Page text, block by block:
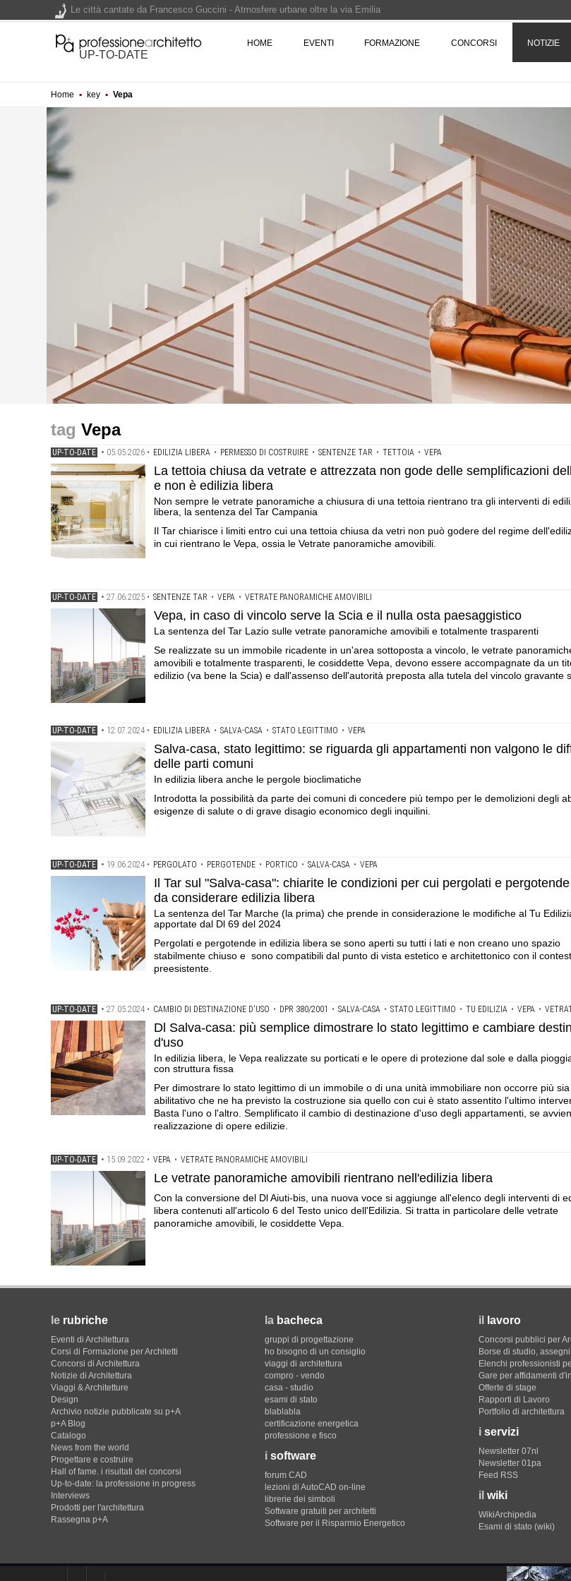
UP-TO-DATE
HOME EVENTI FORMAZIONE CONCORSI NOTIZIE
Home ▪ key ▪ Vepa
sempre le vetrate panoramiche a chiusura di una tettoia rientrano tra gli interventi di edilizia libera, la
Tar Campania
panoramiche amovibili e totalmente trasparenti
libera anche le pergole bioclimatiche
Vepa
UP-TO-DATE • 05.05.2026 • EDILIZIA LIBERA • PERMESSO DI COSTRUIRE • SENTENZE TAR • TETTOIA • VEPA
La tettoia chiusa da vetrate e attrezzata non gode delle semplificazioni
e non è edilizia libera
Non sempre le vetrate panoramiche a chiusura di una tettoia rientrano tra gli interventi di
libera, la sentenza del Tar Campania
Il Tar chiarisce i limiti entro cui una tettoia chiusa da vetri non può godere del regime
in cui rientrano le Vepa, ossia le Vetrate panoramiche amovibili.
UP-TO-DATE • 27.06.2025 • SENTENZE TAR • VEPA • VETRATE PANORAMICHE AMOVIBILI
Vepa, in caso di vincolo serve la Scia e il nulla osta paesaggistico
La sentenza del Tar Lazio sulle vetrate panoramiche amovibili e totalmente trasparenti
Se realizzate su un immobile ricadente in un'area sottoposta a vincolo, le vetrate
amovibili e totalmente trasparenti, le cosiddette Vepa, devono essere accompagnate da un
edilizio (va bene la Scia) e dall'assenso dell'autorità preposta alla tutela del vincolo gravante
UP-TO-DATE • 12.07.2024 • EDILIZIA LIBERA • SALVA-CASA • STATO LEGITTIMO • VEPA
Salva-casa, stato legittimo: se riguarda gli appartamenti non valgono le
delle parti comuni
In edilizia libera anche le pergole bioclimatiche
Introdotta la possibilità da parte dei comuni di concedere più tempo per le demolizioni degli
esigenze di salute o di grave disagio economico degli inquilini.
UP-TO-DATE • 19.06.2024 • PERGOLATO • PERGOTENDE • PORTICO • SALVA-CASA • VEPA
Il Tar sul "Salva-casa": chiarite le condizioni per cui pergolati e
da considerare edilizia libera
La sentenza del Tar Marche (la prima) che prende in considerazione le modifiche al Tu
apportate dal Dl 69 del 2024
Pergolati e pergotende in edilizia libera se sono aperti su tutti i lati e non creano uno spazio
stabilmente chiuso e sono compatibili dal punto di vista estetico e architettonico con il
preesistente.
UP-TO-DATE • 27.05.2024 • CAMBIO DI DESTINAZIONE D'USO • DPR 380/2001 • SALVA-CASA • STATO LEGITTIMO • TU EDILIZIA • VEPA • VETRATE
Dl Salva-casa: più semplice dimostrare lo stato legittimo e cambiare
d'uso
In edilizia libera, le Vepa realizzate su porticati e le opere di protezione dal sole e dalla
con struttura fissa
Per dimostrare lo stato legittimo di un immobile o di una unità immobiliare non occorre più
abilitativo che ne ha previsto la costruzione sia quello con cui è stato assentito l'ultimo
Basta l'uno o l'altro. Semplificato il cambio di destinazione d'uso degli appartamenti, se
realizzazione di opere edilizie.
UP-TO-DATE • 15.09.2022 • VEPA • VETRATE PANORAMICHE AMOVIBILI
Le vetrate panoramiche amovibili rientrano nell'edilizia libera
Con la conversione del Dl Aiuti-bis, una nuova voce si aggiunge all'elenco degli interventi di
libera contenuti all'articolo 6 del Testo unico dell'Edilizia. Si tratta in particolare delle vetrate
panoramiche amovibili, le cosiddette Vepa.
le rubriche
Eventi di Architettura
Corsi di Formazione per Architetti
Concorsi di Architettura
Notizie di Architettura
Viaggi & Architetture
Design
Archivio notizie pubblicate su p+A
p+A Blog
Catalogo
News from the world
Progettare e costruire
Hall of fame. i risultati dei concorsi
Up-to-date: la professione in progress
Interviews
Prodotti per l'architettura
Rassegna p+A
la bacheca
gruppi di progettazione
ho bisogno di un consiglio
viaggi di architettura
compro - vendo
casa - studio
esami di stato
blablabla
certificazione energetica
professione e fisco
i software
forum CAD
lezioni di AutoCAD on-line
librerie dei simboli
Software gratuiti per architetti
Software per il Risparmio Energetico
il lavoro
Concorsi pubblici per
Borse di studio,
Elenchi professionisti
Gare per affidamenti
Offerte di stage
Rapporti di Lavoro
Portfolio di architettura
i servizi
Newsletter 07nl
Newsletter 01pa
Feed RSS
il wiki
WikiArchipedia
Esami di stato (wiki)
Le città cantate da Francesco Guccini - Atmosfere urbane oltre la via Emilia
200 manifesti per i 200 anni di Carlo Collodi, creatore di Pinocchio - Call di grafica promossa dal Museo MAGMA per la